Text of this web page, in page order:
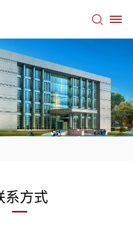
系方式